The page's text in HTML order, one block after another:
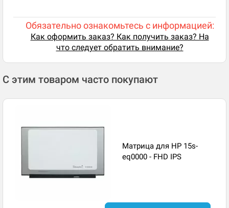
Обязательно ознакомьтесь с информацией:
Как оформить заказ? Как получить заказ? На
что следует обратить внимание?
С этим товаром часто покупают
Матрица для HP 15s-
eq0000 - FHD IPS